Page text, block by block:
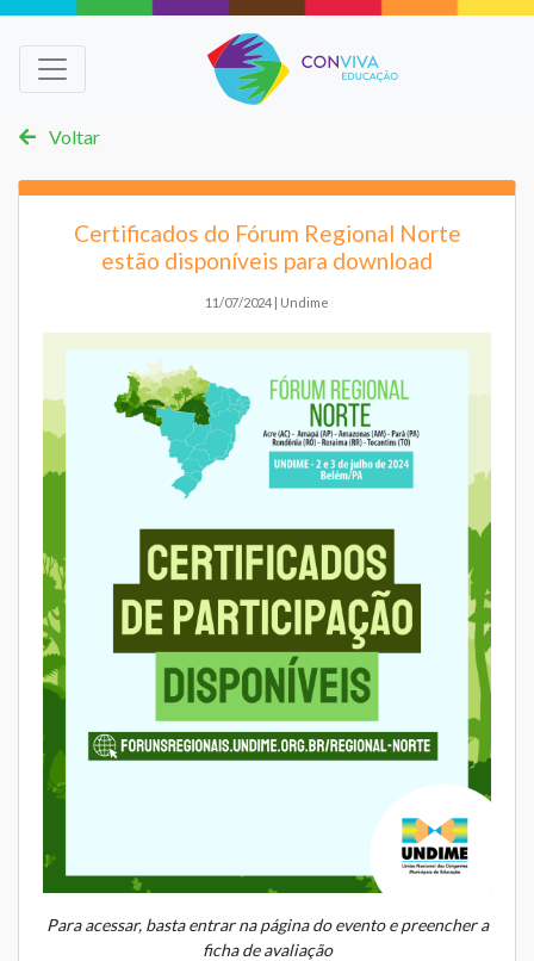
Voltar
Certificados do Fórum Regional Norte
estão disponíveis para download
11/07/2024 | Undime
Para acessar, basta entrar na página do evento e preencher a
ficha de avaliação